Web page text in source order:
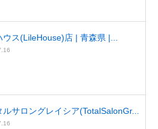
ウス(LileHouse)店 | 青森県 |...
ルサロングレイシア(TotalSalonGr...